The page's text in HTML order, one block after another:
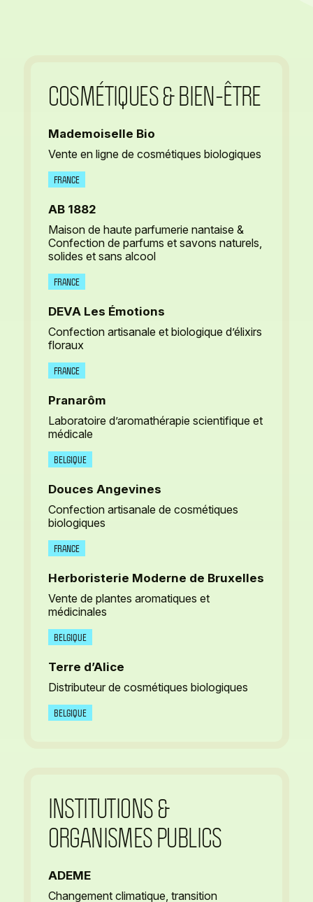
COSMÉTIQUES& BIEN-ÊTRE
Mademoiselle Bio
Vente en ligne de cosmétiques biologiques
FRANCE
AB 1882
Maison de haute parfumerie nantaise &
Confection de parfums et savons naturels,
solides et sans alcool
FRANCE
DEVA Les Émotions
Confection artisanale et biologique d’élixirs
floraux
FRANCE
Pranarôm
Laboratoire d’aromathérapie scientifique et
médicale
BELGIQUE
Douces Angevines
Confection artisanale de cosmétiques
biologiques
FRANCE
Herboristerie Moderne de Bruxelles
Vente de plantes aromatiques et
médicinales
BELGIQUE
Terre d’Alice
Distributeur de cosmétiques biologiques
BELGIQUE
INSTITUTIONS &
ORGANISMES PUBLICS
ADEME
Changement climatique, transition